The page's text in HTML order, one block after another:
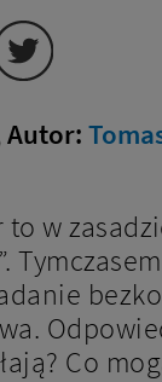
Autor:
to w
Co